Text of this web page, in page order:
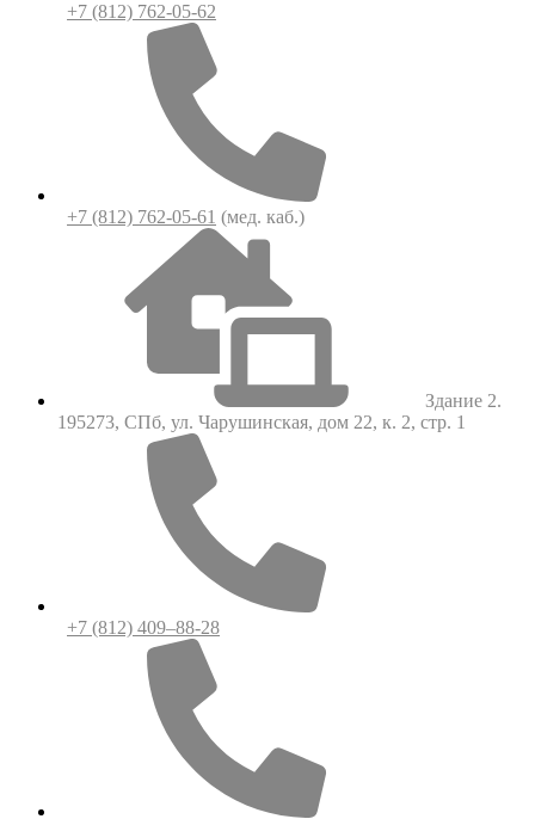
+7 (812) 762-05-62
+7 (812) 762-05-61 (мед. каб.)
Здание 2.
195273, СПб, ул. Чарушинская, дом 22, к. 2, стр. 1
+7 (812) 409–88-28